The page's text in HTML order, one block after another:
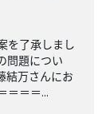
を了承しまし
問題につい
結万さんにお
＝＝＝...